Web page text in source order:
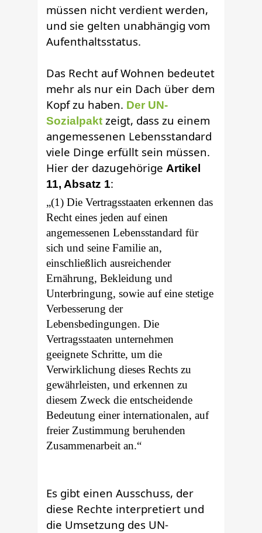
müssen nicht verdient werden,
und sie gelten unabhängig vom
Aufenthaltsstatus.
Das Recht auf Wohnen bedeutet
mehr als nur ein Dach über dem
Kopf zu haben. Der UN-
Sozialpakt zeigt, dass zu einem
angemessenen Lebensstandard
viele Dinge erfüllt sein müssen.
Hier der dazugehörigeArtikel
11, Absatz 1:
„(1) Die Vertragsstaaten erkennen das
Recht eines jeden auf einen
angemessenen Lebensstandard für
sich und seine Familie an,
einschließlich ausreichender
Ernährung, Bekleidung und
Unterbringung, sowie auf eine stetige
Verbesserung der
Lebensbedingungen. Die
Vertragsstaaten unternehmen
geeignete Schritte, um die
Verwirklichung dieses Rechts zu
gewährleisten, und erkennen zu
diesem Zweck die entscheidende
Bedeutung einer internationalen, auf
freier Zustimmung beruhenden
Zusammenarbeit an.“
Es gibt einen Ausschuss, der
diese Rechte interpretiert und
die Umsetzung des UN-